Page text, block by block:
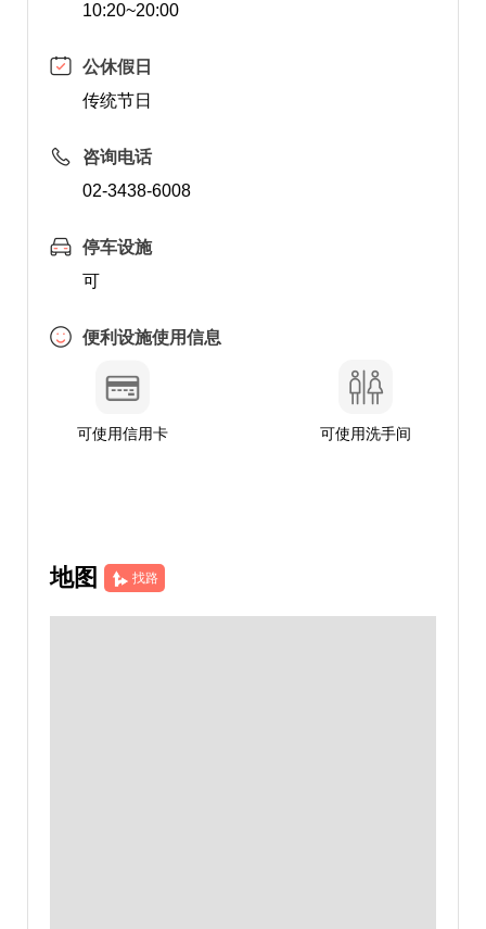
10:20~20:00
公休假日
传统节日
咨询电话
02-3438-6008
停车设施
可
便利设施使用信息
可使用信用卡 可使用洗手间
地图 找路